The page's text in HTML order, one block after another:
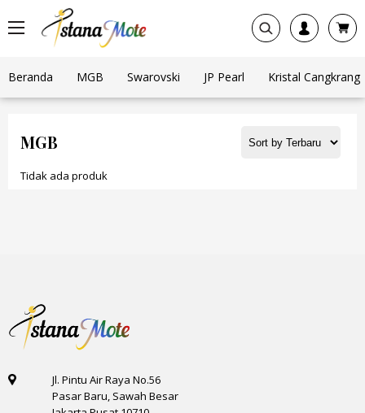
Beranda MGB Swarovski JP Pearl Kristal Cangkrang
MGB
Tidak ada produk
Jl. Pintu Air Raya No.56
Pasar Baru, Sawah Besar